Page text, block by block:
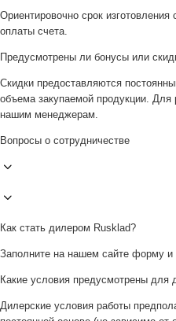
Ориентировочно срок
оплаты счета.
Предусмотрены ли бонусы или
Скидки предоставляются
объема закупаемой продукции. Для
нашим менеджерам.
Вопросы о сотрудничестве
Как стать дилером Rusklad?
Заполните на нашем сайте форму
Какие условия предусмотрены для
Дилерские условия работы